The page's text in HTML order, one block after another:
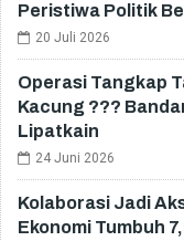
Peristiwa Politik
20 Juli 2026
Operasi Tangkap
Kacung ???
Lipatkain
24 Juni 2026
Kolaborasi Jadi
Ekonomi Tumbuh